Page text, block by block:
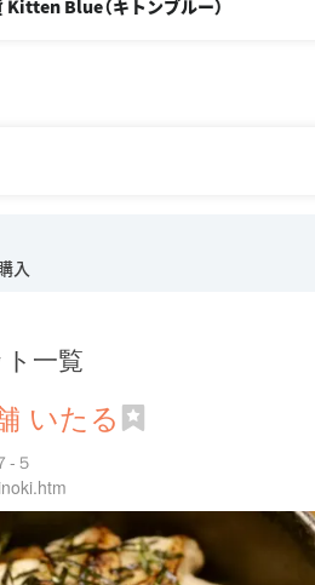
Blue（キトンブルー）
一覧
いたる
-５